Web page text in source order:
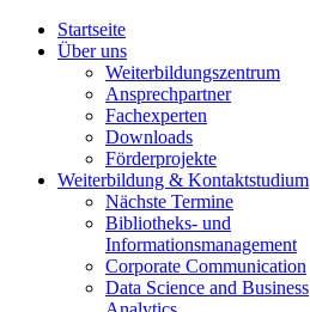
Startseite
Über uns
Weiterbildungszentrum
Ansprechpartner
Fachexperten
Downloads
Förderprojekte
Weiterbildung & Kontaktstudium
Nächste Termine
Bibliotheks- und
Informationsmanagement
Corporate Communication
Data Science and Business